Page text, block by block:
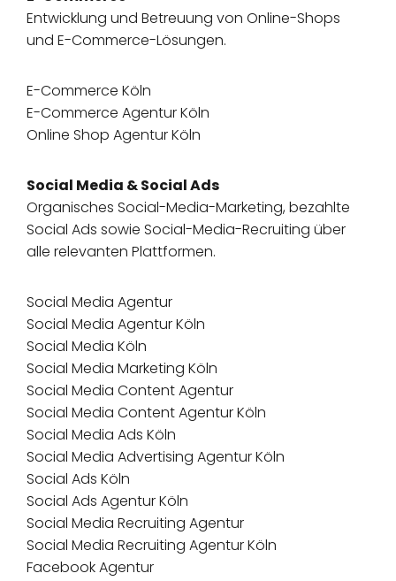
Entwicklung und Betreuung von Online-Shops
und E-Commerce-Lösungen.
E-Commerce Köln
E-Commerce Agentur Köln
Online Shop Agentur Köln
Social Media & Social Ads
Organisches Social-Media-Marketing, bezahlte
Social Ads sowie Social-Media-Recruiting über
alle relevanten Plattformen.
Social Media Agentur
Social Media Agentur Köln
Social Media Köln
Social Media Marketing Köln
Social Media Content Agentur
Social Media Content Agentur Köln
Social Media Ads Köln
Social Media Advertising Agentur Köln
Social Ads Köln
Social Ads Agentur Köln
Social Media Recruiting Agentur
Social Media Recruiting Agentur Köln
Facebook Agentur